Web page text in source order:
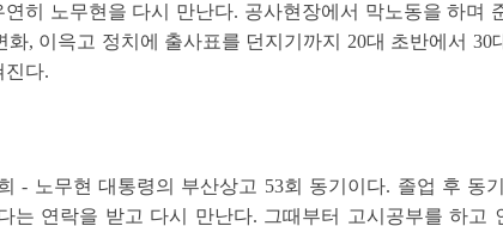
히 노무현을 다시 만난다. 공사현장에서 막노동을 하며
, 이윽고 정치에 출사표를 던지기까지 20대 초반에서
진다.
- 노무현 대통령의 부산상고 53회 동기이다. 졸업 후 동
는 연락을 받고 다시 만난다. 그때부터 고시공부를 하고